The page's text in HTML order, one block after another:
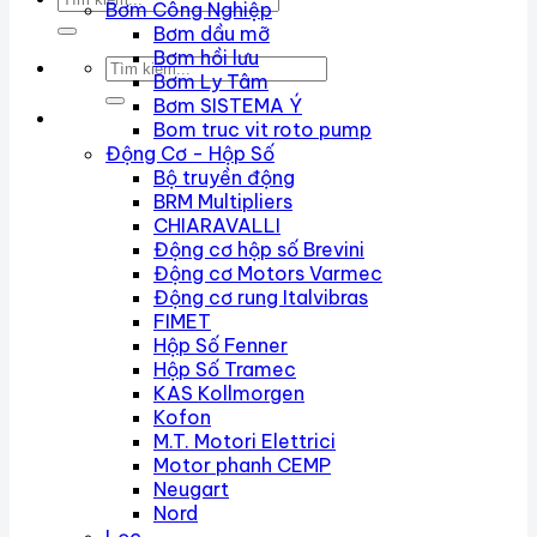
kiếm:
Tìm
kiếm:
Bơm Công Nghiệp
Bơm dầu mỡ
Bơm hồi lưu
Bơm Ly Tâm
Bơm SISTEMA Ý
Bom truc vit roto pump
Động Cơ - Hộp Số
Bộ truyền động
BRM Multipliers
CHIARAVALLI
Động cơ hộp số Brevini
Động cơ Motors Varmec
Động cơ rung Italvibras
FIMET
Hộp Số Fenner
Hộp Số Tramec
KAS Kollmorgen
Kofon
M.T. Motori Elettrici
Motor phanh CEMP
Neugart
Nord